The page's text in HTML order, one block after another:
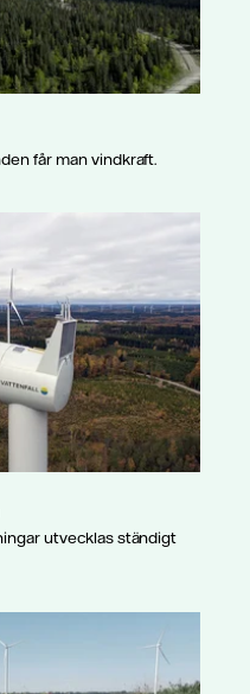
får man vindkraft.
utvecklas ständigt